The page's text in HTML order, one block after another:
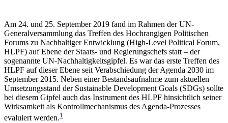
Am 24. und 25. September 2019 fand im Rahmen der UN-
Generalversammlung das Treffen des Hochrangigen Politischen
Forums zu Nachhaltiger Entwicklung (High-Level Political Forum,
HLPF) auf Ebene der Staats- und Regierungschefs statt – der
sogenannte UN-Nachhaltigkeitsgipfel. Es war das erste Treffen des
HLPF auf dieser Ebene seit Verabschiedung der Agenda 2030 im
September 2015. Neben einer Bestandsaufnahme zum aktuellen
Umsetzungsstand der Sustainable Development Goals (SDGs) sollte
bei diesem Gipfel auch das Instrument des HLPF hinsichtlich seiner
Wirksamkeit als Kontrollmechanismus des Agenda-Prozesses
evaluiert werden.1